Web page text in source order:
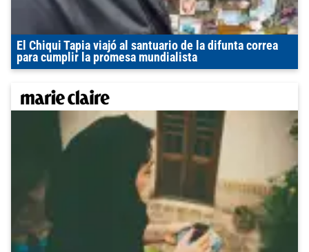
El Chiqui Tapia viajó al santuario de la difunta correa
para cumplir la promesa mundialista